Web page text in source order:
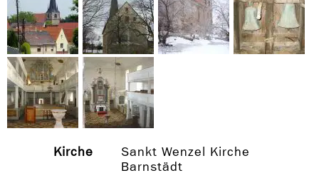
Kirche
Sankt Wenzel Kirche
Barnstädt